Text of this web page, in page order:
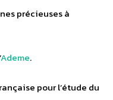
précieuses à
Ademe.
pour l’étude du